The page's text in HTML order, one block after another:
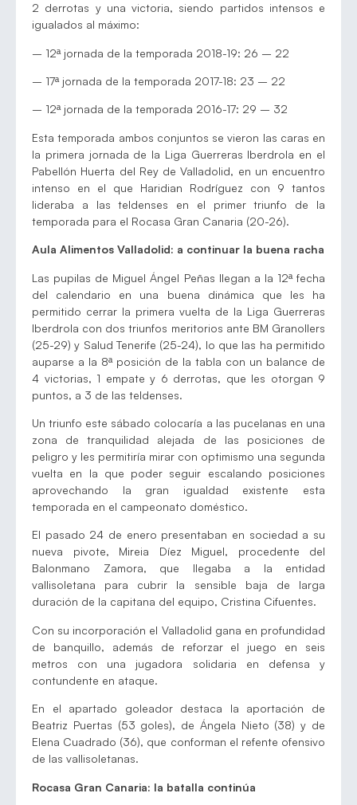
2 derrotas y una victoria, siendo partidos intensos e
igualados al máximo:
– 12ª jornada de la temporada 2018-19: 26 – 22
– 17ª jornada de la temporada 2017-18: 23 – 22
– 12ª jornada de la temporada 2016-17: 29 – 32
Esta temporada ambos conjuntos se vieron las caras en
la primera jornada de la Liga Guerreras Iberdrola en el
Pabellón Huerta del Rey de Valladolid, en un encuentro
intenso en el que Haridian Rodríguez con 9 tantos
lideraba a las teldenses en el primer triunfo de la
temporada para el Rocasa Gran Canaria (20-26).
Aula Alimentos Valladolid: a continuar la buena racha
Las pupilas de Miguel Ángel Peñas llegan a la 12ª fecha
del calendario en una buena dinámica que les ha
permitido cerrar la primera vuelta de la Liga Guerreras
Iberdrola con dos triunfos meritorios ante BM Granollers
(25-29) y Salud Tenerife (25-24), lo que las ha permitido
auparse a la 8ª posición de la tabla con un balance de
4 victorias, 1 empate y 6 derrotas, que les otorgan 9
puntos, a 3 de las teldenses.
Un triunfo este sábado colocaría a las pucelanas en una
zona de tranquilidad alejada de las posiciones de
peligro y les permitiría mirar con optimismo una segunda
vuelta en la que poder seguir escalando posiciones
aprovechando la gran igualdad existente esta
temporada en el campeonato doméstico.
El pasado 24 de enero presentaban en sociedad a su
nueva pivote, Mireia Díez Miguel, procedente del
Balonmano Zamora, que llegaba a la entidad
vallisoletana para cubrir la sensible baja de larga
duración de la capitana del equipo, Cristina Cifuentes.
Con su incorporación el Valladolid gana en profundidad
de banquillo, además de reforzar el juego en seis
metros con una jugadora solidaria en defensa y
contundente en ataque.
En el apartado goleador destaca la aportación de
Beatriz Puertas (53 goles), de Ángela Nieto (38) y de
Elena Cuadrado (36), que conforman el refente ofensivo
de las vallisoletanas.
Rocasa Gran Canaria: la batalla continúa